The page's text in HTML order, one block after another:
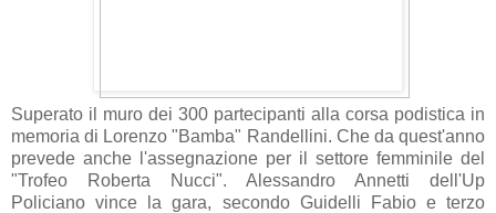
Superato il muro dei 300 partecipanti alla corsa podistica in
memoria di Lorenzo "Bamba" Randellini. Che da quest'anno
prevede anche l'assegnazione per il settore femminile del
"Trofeo Roberta Nucci". Alessandro Annetti dell'Up
Policiano vince la gara, secondo Guidelli Fabio e terzo